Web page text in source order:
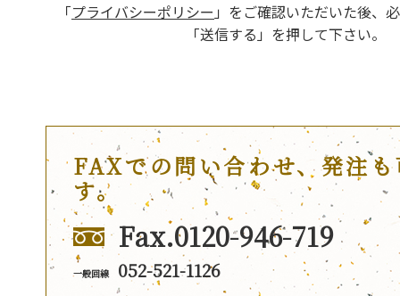
「プライバシーポリシー 」をご確認いただいた後、
「送信する」を押して下さい。
FAXでの問い合わせ、発注
す。
Fax.0120-946-719
一般回線 052-521-1126